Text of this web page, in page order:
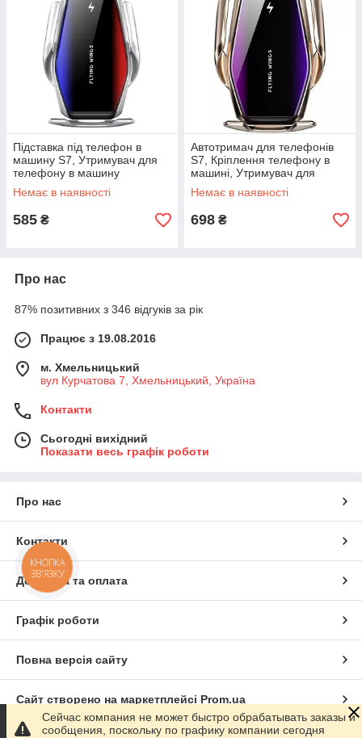
Підставка під телефон в
машину S7, Утримувач для
телефону в машину
Утримувач CS-33
Немає в наявності
585 ₴
Автотримач для телефонів
S7, Кріплення телефону в
машині, Утримувач для
телефону в машину HG-54
Немає в наявності
698 ₴
Про нас
87% позитивних з 346 відгуків за рік
Працює з 19.08.2016
м. Хмельницький
вул Курчатова 7, Хмельницький, Україна
Контакти
Сьогодні вихідний
Показати весь графік роботи
Про нас
Контакти
Доставка та оплата
Графік роботи
Повна версія сайту
Сайт створено на маркетплейсі Prom.ua
Сейчас компания не может быстро обрабатывать заказы и
сообщения, поскольку по графику компании сегодня
КНОПКА
ЗВ'ЯЗКУ